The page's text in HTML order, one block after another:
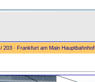
/ 203 · Frankfurt am Main Hauptbahnhof